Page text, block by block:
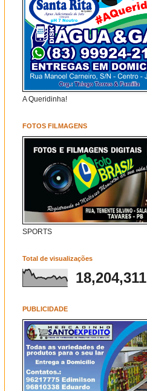
A Queridinha!
FOTOS FILMAGENS
SPORTS
Total de visualizações
18,204,311
PUBLICIDADE